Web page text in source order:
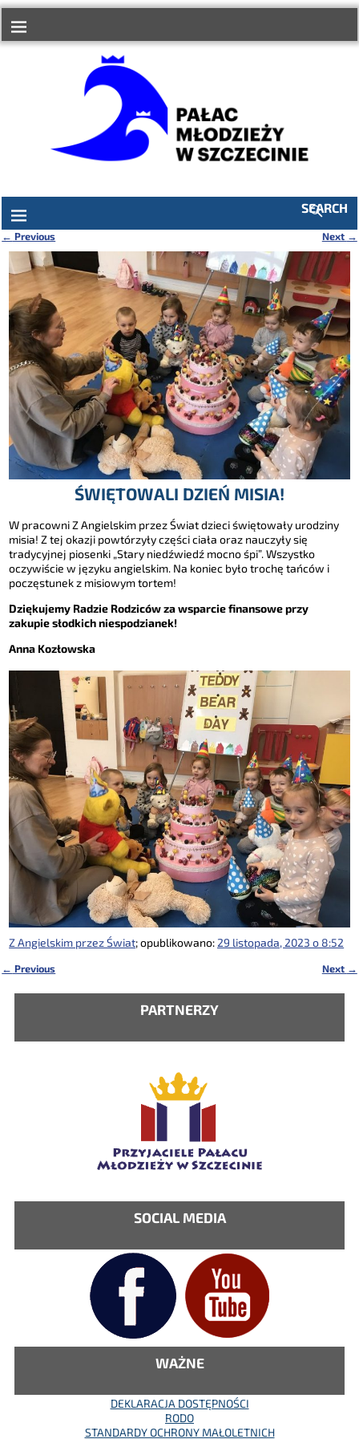
treści
SEARCH
Nawigacja
← Previous Next →
ŚWIĘTOWALI DZIEŃ MISIA!
W pracowni Z Angielskim przez Świat dzieci świętowały urodziny
misia! Z tej okazji powtórzyły części ciała oraz nauczyły się
tradycyjnej piosenki „Stary niedźwiedź mocno śpi”. Wszystko
oczywiście w języku angielskim. Na koniec było trochę tańców i
poczęstunek z misiowym tortem!
Dziękujemy Radzie Rodziców za wsparcie finansowe przy
zakupie słodkich niespodzianek!
Anna Kozłowska
Z Angielskim przez Świat; opublikowano: 29 listopada, 2023 o 8:52
← Previous Next →
PARTNERZY
SOCIAL MEDIA
WAŻNE
DEKLARACJA DOSTĘPNOŚCI
RODO
STANDARDY OCHRONY MAŁOLETNICH